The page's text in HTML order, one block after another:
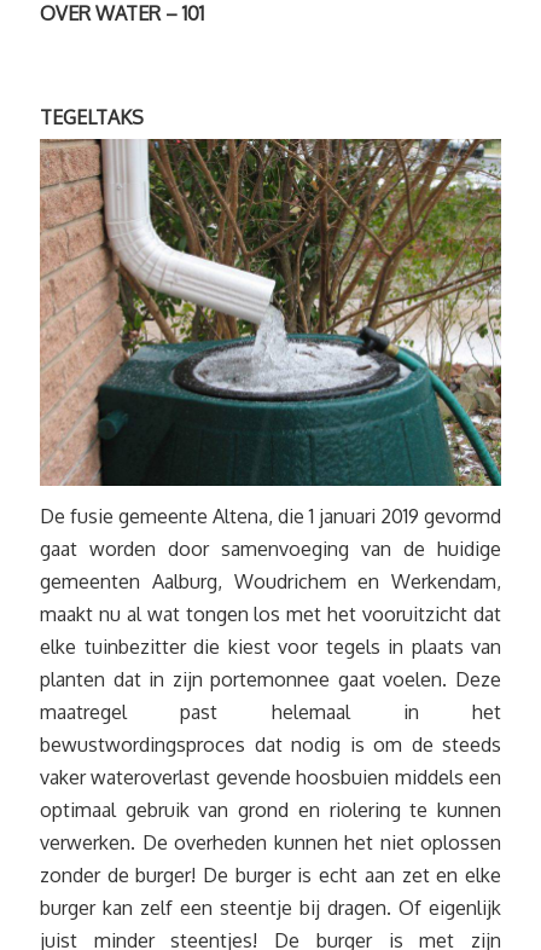
OVER WATER – 101
TEGELTAKS
De fusie gemeente Altena, die 1 januari 2019 gevormd
gaat worden door samenvoeging van de huidige
gemeenten Aalburg, Woudrichem en Werkendam,
maakt nu al wat tongen los met het vooruitzicht dat
elke tuinbezitter die kiest voor tegels in plaats van
planten dat in zijn portemonnee gaat voelen. Deze
maatregel past helemaal in het
bewustwordingsproces dat nodig is om de steeds
vaker wateroverlast gevende hoosbuien middels een
optimaal gebruik van grond en riolering te kunnen
verwerken. De overheden kunnen het niet oplossen
zonder de burger! De burger is echt aan zet en elke
burger kan zelf een steentje bij dragen. Of eigenlijk
juist minder steentjes! De burger is met zijn